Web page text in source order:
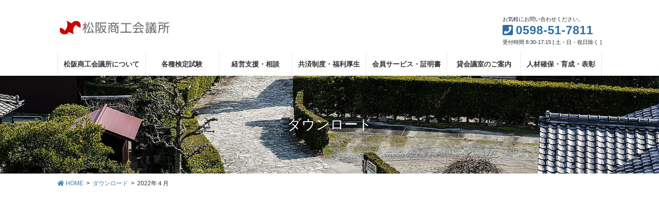
移
ン
移
動
お気軽にお問い合わせください。
0598-51-7811
受付時間 8:30-17:15 [ 土・日・祝日除く ]
松阪商工会議所について 各種検定試験 経営支援・相談 共済制度・福利厚生 会員サービス・証明書 貸会議室のご案内 人材確保・育成・表彰
ダウンロード
HOME ダウンロード 2022年４月